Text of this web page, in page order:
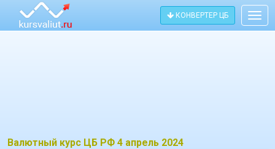
КОНВЕРТЕР ЦБ
Bалютный курс ЦБ РФ 4 апрель 2024